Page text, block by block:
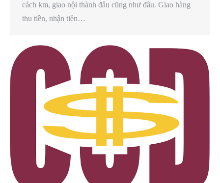
cách km, giao nội thành đâu cũng như đâu. Giao hàng
thu tiền, nhận tiền…